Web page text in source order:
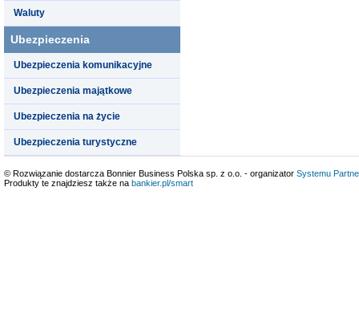
Waluty
Ubezpieczenia
Ubezpieczenia komunikacyjne
Ubezpieczenia majątkowe
Ubezpieczenia na życie
Ubezpieczenia turystyczne
© Rozwiązanie dostarcza Bonnier Business Polska sp. z o.o. - organizator Systemu
Produkty te znajdziesz także na bankier.pl/smart